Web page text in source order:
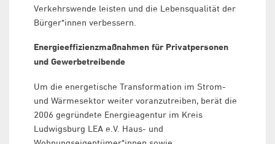
Verkehrswende leisten und die Lebensqualität der
Bürger*innen verbessern.
Energieeffizienzmaßnahmen für Privatpersonen
und Gewerbetreibende
Um die energetische Transformation im Strom-
und Wärmesektor weiter voranzutreiben, berät die
2006 gegründete Energieagentur im Kreis
Ludwigsburg LEA e.V. Haus- und